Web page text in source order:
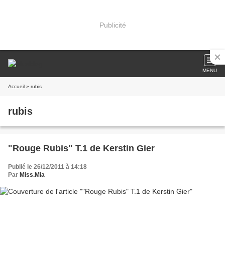
Publicité
MENU
Accueil » rubis
rubis
"Rouge Rubis" T.1 de Kerstin Gier
Publié le 26/12/2011 à 14:18
Par Miss.Mia